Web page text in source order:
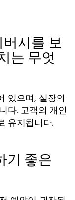
시를 보
는 무엇
있으며, 실장의
다. 고객의 개인
유지됩니다.
기 좋은